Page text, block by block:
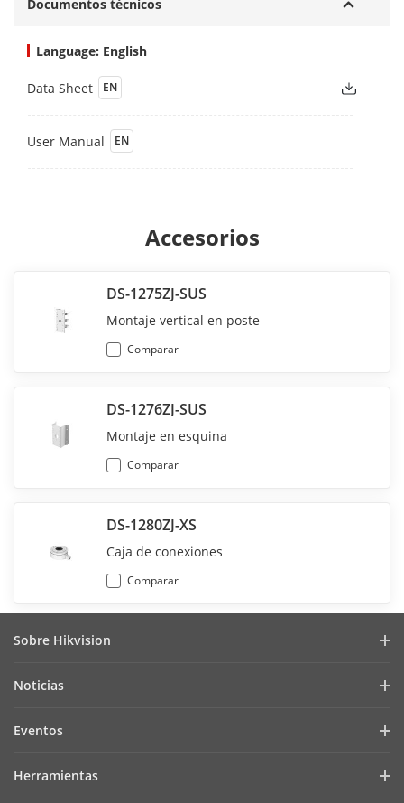
Documentos técnicos
Language: English
Data Sheet EN
User Manual EN
Accesorios
DS-1275ZJ-SUS
Montaje vertical en poste
Comparar
DS-1276ZJ-SUS
Montaje en esquina
Comparar
DS-1280ZJ-XS
Caja de conexiones
Comparar
Sobre Hikvision
Ciberseguridad
Noticias
Casos de Éxito
Eventos
Herramientas